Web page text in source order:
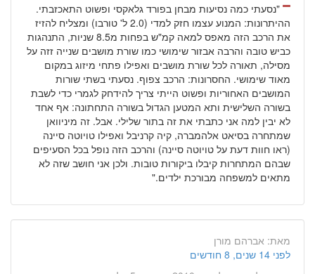
"נסעתי כמה נסיעות מבחן בפורד גלאקסי ופשוט התאכזבתי.
ההיתרונות: המנוע עצמו חזק למדי (2.0 ל' טורבו) ומצליח להזיז
את הרכב הזה מאפס למאה קמ"ש בפחות מ8.5 שניות, התנהגות
כביש טובה והרבה אבזור שימושי כמו שורת מושבים שנייה זזה על
מסילה, תאורה לכל שורת מושבים ואפילו פתחי מיזוג במקום
מאוד שימושי. החסרונות: הרכב צפוף. נסעתי בשתי שורות
המושבים האחוריות ופשוט הייתי צריך להידחק לגמרי כדי לשבת
בשורה השלישית ותא המטען הגדול בשורה התחתונה: אף אחד
לא יבין למה אני כתבתי את זה בתור שלילי. אבל. זה מיניוואן
שמתחרה בסיאט אלהמברה, קיה קרניבל ואפילו טויוטה סיינה
(ראו חוות דעת על טויוטה סיינה) והרכב הזה נופל בכל הסעיפים
שבהם המתחרות קיבלו ביקורות טובות. ולכן אני חושב שזה לא
מתאים למשפחה מבורכת ילדים."
מאת: אברהם מורן
לפני 14 שנים, 8 חודשים